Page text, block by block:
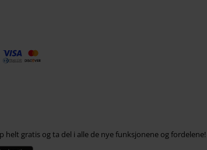
helt gratis og ta del i alle de nye funksjonene og fordelene!